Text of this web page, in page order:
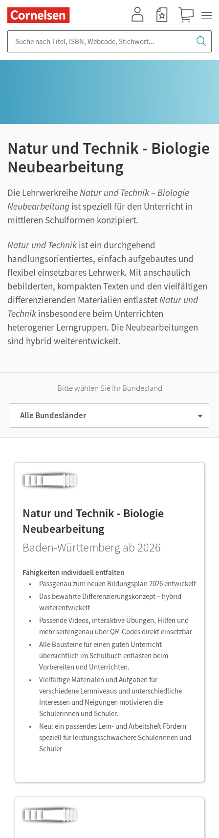
Natur und Technik - Biologie
Neubearbeitung
Die LehrwerkreiheNatur und Technik – Biologie
Neubearbeitung ist speziell für den Unterricht in
mittleren Schulformen konzipiert.
Natur und Technik ist ein durchgehend
handlungsorientiertes, einfach aufgebautes und
flexibel einsetzbares Lehrwerk. Mit anschaulich
bebilderten, kompakten Texten und den vielfältigen
differenzierenden Materialien entlastetNatur und
Technik insbesondere beim Unterrichten
heterogener Lerngruppen. Die Neubearbeitungen
sind hybrid weiterentwickelt.
Bitte wählen Sie Ihr Bundesland
Alle Bundesländer
Natur und Technik - Biologie
Neubearbeitung
Baden-Württemberg ab 2026
Fähigkeiten individuell entfalten
Passgenau zum neuen Bildungsplan 2026 entwickelt
Das bewährte Differenzierungskonzept – hybrid
weiterentwickelt
Passende Videos, interaktive Übungen, Hilfen und
mehr seitengenau über QR-Codes direkt einsetzbar
Alle Bausteine für einen guten Unterricht
übersichtlich im Schulbuch entlasten beim
Vorbereiten und Unterrichten.
Vielfältige Materialen und Aufgaben für
verschiedene Lernniveaus und unterschiedliche
Interessen und Neigungen motivieren die
Schülerinnen und Schüler.
Neu: ein passendes Lern- und Arbeitsheft Fördern
speziell für leistungsschwächere Schülerinnen und
Schüler